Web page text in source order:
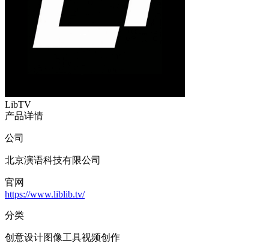
LibTV
产品详情
公司
北京演语科技有限公司
官网
https://www.liblib.tv/
分类
创意设计图像工具视频创作